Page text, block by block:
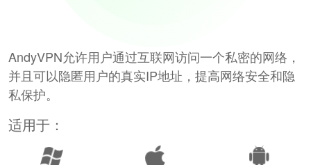
AndyVPN允许用户通过互联网访问一个私密的网络，
并且可以隐匿用户的真实IP地址，提高网络安全和隐
私保护。
适用于：